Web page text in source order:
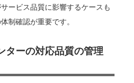
ービス品質に影響するケースも
制確認が重要です。
ターの対応品質の管理